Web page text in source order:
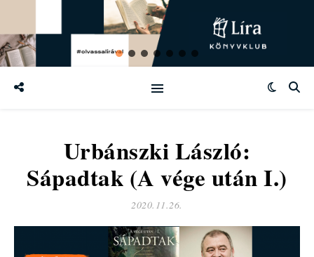
Urbánszki László:
Sápadtak (A vége után I.)
2020.11.26.